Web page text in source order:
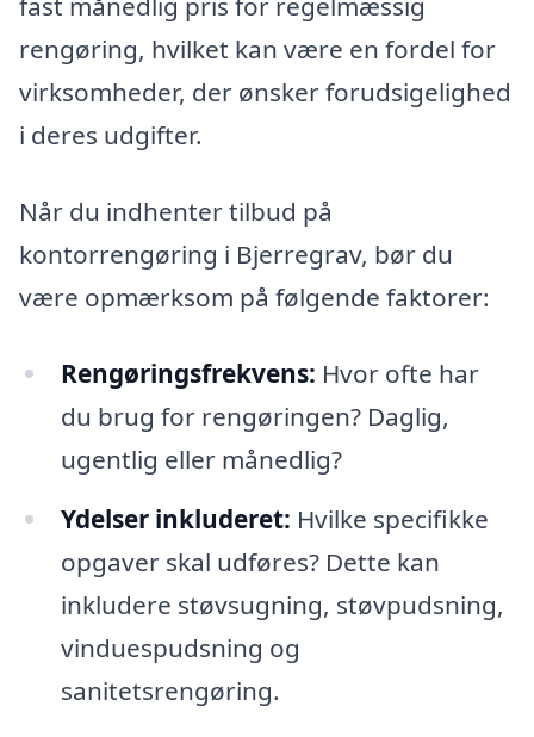
rengøring, hvilket kan være en fordel for
virksomheder, der ønsker forudsigelighed
i deres udgifter.
Når du indhenter tilbud på
kontorrengøring i Bjerregrav, bør du
være opmærksom på følgende faktorer:
Rengøringsfrekvens: Hvor ofte har
du brug for rengøringen? Daglig,
ugentlig eller månedlig?
Ydelser inkluderet: Hvilke specifikke
opgaver skal udføres? Dette kan
inkludere støvsugning, støvpudsning,
vinduespudsning og
sanitetsrengøring.